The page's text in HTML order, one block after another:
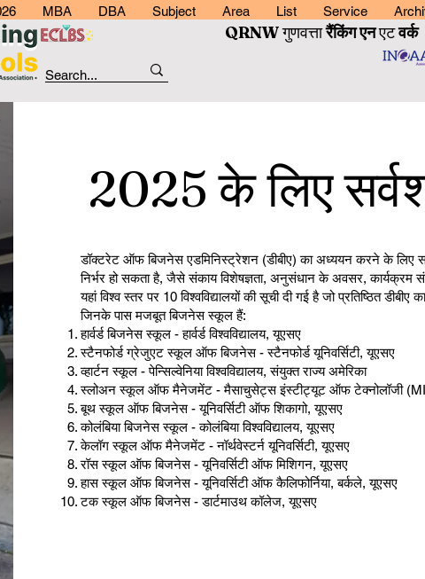
MBA DBA Subject Area List Service
QRNWगुणवत्तारैंकिंगएनएटवर्क
2025 के लिए
डॉक्टरेट ऑफ बिजनेस एडमिनिस्ट्रेशन (डीबीए) का अध्ययन करने के लिए
निर्भर हो सकता है, जैसे संकाय विशेषज्ञता, अनुसंधान के अवसर, कार्यक्रम
यहां विश्व स्तर पर 10 विश्वविद्यालयों की सूची दी गई है जो प्रतिष्ठित
जिनके पास मजबूत बिजनेस स्कूल हैं:​
हार्वर्ड बिजनेस स्कूल - हार्वर्ड विश्वविद्यालय, यूएसए
स्टैनफोर्ड ग्रेजुएट स्कूल ऑफ बिजनेस - स्टैनफोर्ड यूनिवर्सिटी, यूएसए
व्हार्टन स्कूल - पेन्सिल्वेनिया विश्वविद्यालय, संयुक्त राज्य अमेरिका
स्लोअन स्कूल ऑफ मैनेजमेंट - मैसाचुसेट्स इंस्टीट्यूट ऑफ टेक्नोलॉजी
बूथ स्कूल ऑफ बिजनेस - यूनिवर्सिटी ऑफ शिकागो, यूएसए
कोलंबिया बिजनेस स्कूल - कोलंबिया विश्वविद्यालय, यूएसए
केलॉग स्कूल ऑफ मैनेजमेंट - नॉर्थवेस्टर्न यूनिवर्सिटी, यूएसए
रॉस स्कूल ऑफ बिजनेस - यूनिवर्सिटी ऑफ मिशिगन, यूएसए
हास स्कूल ऑफ बिजनेस - यूनिवर्सिटी ऑफ कैलिफोर्निया, बर्कले, यूएसए
टक स्कूल ऑफ बिजनेस - डार्टमाउथ कॉलेज, यूएसए